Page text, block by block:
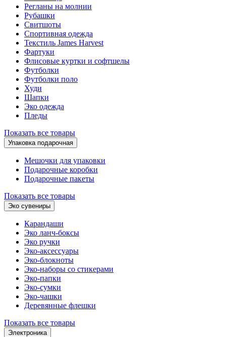
Регланы на молнии
Рубашки
Свитшоты
Спортивная одежда
Текстиль James Harvest
Фартуки
Флисовые куртки и софтшелы
Футболки
Футболки поло
Худи
Шапки
Эко одежда
Пледы
Показать все товары
Упаковка подарочная
Мешочки для упаковки
Подарочные коробки
Подарочные пакеты
Показать все товары
Эко сувениры
Карандаши
Эко ланч-боксы
Эко ручки
Эко-аксессуары
Эко-блокноты
Эко-наборы со стикерами
Эко-папки
Эко-сумки
Эко-чашки
Деревянные флешки
Показать все товары
Электроника